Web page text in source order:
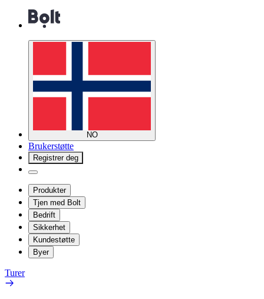
NO
Brukerstøtte
Registrer deg
Produkter
Tjen med Bolt
Bedrift
Sikkerhet
Kundestøtte
Byer
Turer